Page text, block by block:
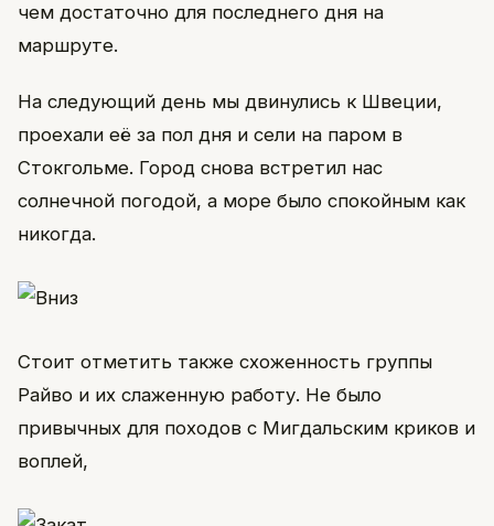
чем достаточно для последнего дня на
маршруте.
На следующий день мы двинулись к Швеции,
проехали её за пол дня и сели на паром в
Стокгольме. Город снова встретил нас
солнечной погодой, а море было спокойным как
никогда.
Стоит отметить также схоженность группы
Райво и их слаженную работу. Не было
привычных для походов с Мигдальским криков и
воплей,